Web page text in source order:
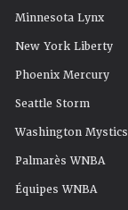
Minnesota Lynx
New York Liberty
Phoenix Mercury
Seattle Storm
Washington Mystics
Palmarès WNBA
Équipes WNBA